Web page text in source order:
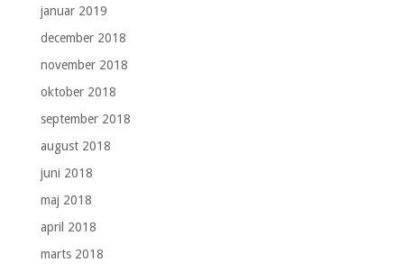
januar 2019
december 2018
november 2018
oktober 2018
september 2018
august 2018
juni 2018
maj 2018
april 2018
marts 2018